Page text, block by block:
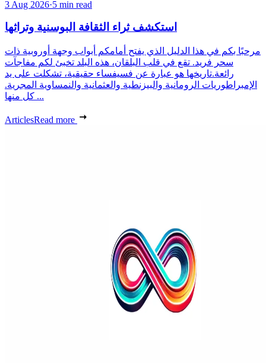
3 Aug 2026·5 min read
استكشف ثراء الثقافة البوسنية وتراثها
مرحبًا بكم في هذا الدليل الذي يفتح أمامكم أبواب وجهة أوروبية ذات
سحر فريد. تقع في قلب البلقان، هذه البلد تخبئ لكم مفاجآت
رائعة.تاريخها هو عبارة عن فسيفساء حقيقية، تشكلت على يد
الإمبراطوريات الرومانية والبيزنطية والعثمانية والنمساوية المجرية.
كل منها ...
ArticlesRead more